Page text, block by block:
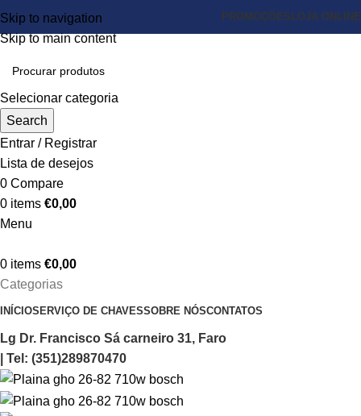
Skip to navigation
Skip to main content
PROMOÇÕES LOJA ONLINE
Selecionar categoria
Search
Entrar / Registrar
Lista de desejos
0 Compare
0 items €0,00
Menu
0 items €0,00
Categorias
INÍCIOSERVIÇO DE CHAVESSOBRE NÓSCONTATOS
Lg Dr. Francisco Sá carneiro 31, Faro
| Tel: (351)289870470